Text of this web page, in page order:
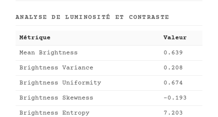
ANALYSE DE LUMINOSITÉ ET CONTRASTE
Métrique Valeur
Mean Brightness 0.639
Brightness Variance 0.208
Brightness Uniformity 0.674
Brightness Skewness -0.193
Brightness Entropy 7.203